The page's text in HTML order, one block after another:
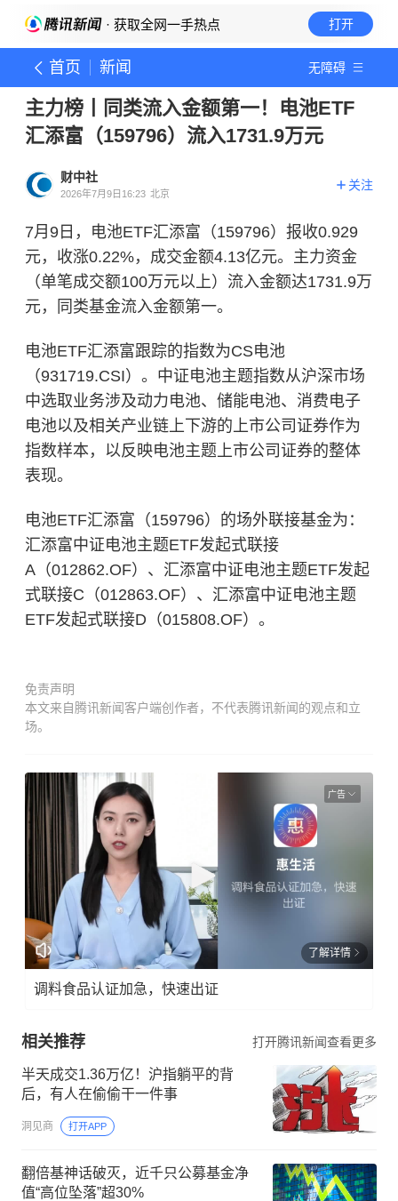
· 获取全网一手热点 打开
首页 新闻 无障碍
主力榜丨同类流入金额第一！电池ETF
汇添富（159796）流入1731.9万元
财中社
2026年7月9日16:23 北京
关注
7月9日，电池ETF汇添富（159796）报收0.929
元，收涨0.22%，成交金额4.13亿元。主力资金
（单笔成交额100万元以上）流入金额达1731.9万
元，同类基金流入金额第一。
电池ETF汇添富跟踪的指数为CS电池
（931719.CSI）。中证电池主题指数从沪深市场
中选取业务涉及动力电池、储能电池、消费电子
电池以及相关产业链上下游的上市公司证券作为
指数样本，以反映电池主题上市公司证券的整体
表现。
电池ETF汇添富（159796）的场外联接基金为：
汇添富中证电池主题ETF发起式联接
A（012862.OF）、汇添富中证电池主题ETF发起
式联接C（012863.OF）、汇添富中证电池主题
ETF发起式联接D（015808.OF）。
免责声明
本文来自腾讯新闻客户端创作者，不代表腾讯新闻的观点和立
场。
广告
了解详情
调料食品认证加急，快速出证
相关推荐 打开腾讯新闻查看更多
半天成交1.36万亿！沪指躺平的背
后，有人在偷偷干一件事
洞见商 打开APP
翻倍基神话破灭，近千只公募基金净
值“高位坠落”超30%